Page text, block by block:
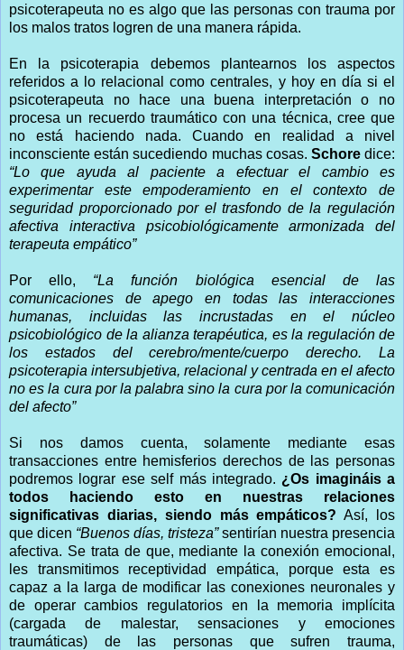
psicoterapeuta no es algo que las personas con trauma por
los malos tratos logren de una manera rápida.
En la psicoterapia debemos plantearnos los aspectos
referidos a lo relacional como centrales, y hoy en día si el
psicoterapeuta no hace una buena interpretación o no
procesa un recuerdo traumático con una técnica, cree que
no está haciendo nada. Cuando en realidad a nivel
inconsciente están sucediendo muchas cosas. Schoredice:
“Lo que ayuda al paciente a efectuar el cambio es
experimentar este empoderamiento en el contexto de
seguridad proporcionado por el trasfondo de la regulación
afectiva interactiva psicobiológicamente armonizada del
terapeuta empático”
Por ello, “La función biológica esencial de las
comunicaciones de apego en todas las interacciones
humanas, incluidas las incrustadas en el núcleo
psicobiológico de la alianza terapéutica, es la regulación de
los estados del cerebro/mente/cuerpo derecho. La
psicoterapia intersubjetiva, relacional y centrada en el afecto
no es la cura por la palabra sino la cura por la comunicación
del afecto”
Si nos damos cuenta, solamente mediante esas
transacciones entre hemisferios derechos de las personas
podremos lograr ese self más integrado. ¿Os imagináis a
todos haciendo esto en nuestras relaciones
significativas diarias, siendo más empáticos? Así, los
que dicen “Buenos días, tristeza”sentirían nuestra presencia
afectiva. Se trata de que, mediante la conexión emocional,
les transmitimos receptividad empática, porque esta es
capaz a la larga de modificar las conexiones neuronales y
de operar cambios regulatorios en la memoria implícita
(cargada de malestar, sensaciones y emociones
traumáticas) de las personas que sufren trauma,